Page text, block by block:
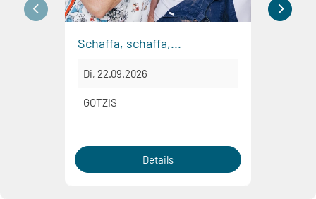
Schaffa, schaffa,...
Di, 22.09.2026
GÖTZIS
Details